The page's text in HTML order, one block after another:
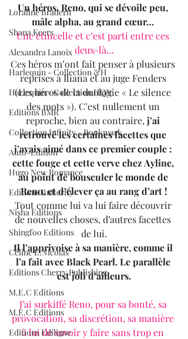
Loraline Bradern
Shana Keers
Alexandra Lanoix
Harlequin - Collection &H
Harlequin - Collection HQN
Editions BMR
Collection Infinity - Bookmark
Auto-Edition
Hugo New Romance
Editions Butterfly
Nisha Editions
Shingfoo Editions
Céline E.Nicolas
Editions Cherry Publishing
M.E.C Editions
M.E.C Editions
Editions Ediligne
Un héros, Reno, qui se dévoile peu,
mâle alpha, au grand cœur…
Une étincelle et c’est parti entre ces
deux-là…
Ces héros m’ont fait penser à plusieurs
reprises à Iliana et au juge Fenders
(Les héros de la duologie « Le silence
des mots »). C’est nullement un
reproche, bien au contraire, j’ai
retrouvé les certaines facettes que
j’avais aimé dans ce premier couple :
cette fouge et cette verve chez Ayline,
au point de bousculer le monde de
Reno, et d’élever ça au rang d’art !
Tout comme lui va lui faire découvrir
de nouvelles choses, d’autres facettes
de lui.
Il l’apprivoise à sa manière, comme il
l’a fait avec Black Pearl. Le parallèle
est joli d’ailleurs.
J’ai surkiffé Reno, pour sa bonté, sa
provocation, sa discrétion, sa manière
à lui de savoir y faire sans trop en